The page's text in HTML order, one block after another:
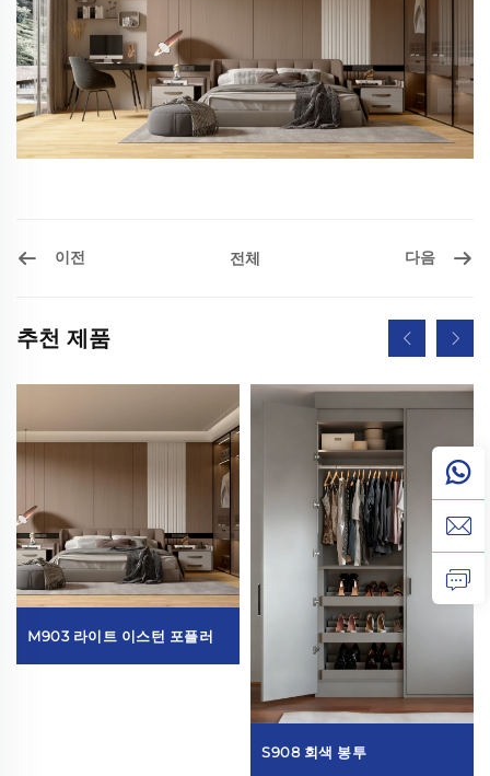
이전 전체 다음
추천 제품
M903 라이트 이스턴 포플러
S908 회색 봉투